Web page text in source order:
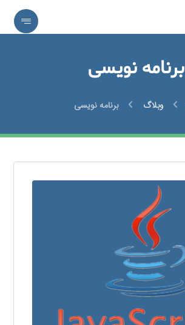
برنامه نویسی
وبلاگ برنامه نویسی